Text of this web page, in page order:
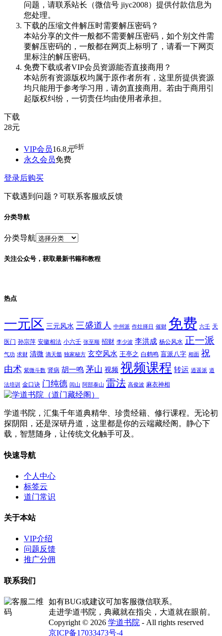
问题，请联系站长（微信号 jiyc2008）提供付款信息为
您处理。
下载的压缩文件解压时需要解压密码？
本站分享的文件一般都不需要解压密码，如个别文件需
要解压密码的，一般都在网页上标明了，请看一下网页
里标注的解压密码。
免费下载或者VIP会员资源能否直接商用？
本站所有资源版权均属于原作者所有，这里所提供资源
均只能用于参考学习用，请勿直接商用。若由于商用引
起版权纠纷，一切责任均由使用者承担。
下载
28元
VIP会员16.8元6折
永久会员免费
登录后购买
下载遇到问题？可联系客服或反馈
分类导航
分类导航
关注公众号，获取最新书籍和教程
热点
一元区 三元风水 三盛道人 中州派 作灶择日 催财 免费 六壬 天
医门 孙宗萍 安徽相法 小六壬 张至顺 招财 李少波 李洪成 杨公风水 正一派
气功 求财 清微 滴天髓 独家秘方 玄空风水 王亭之 白鹤鸣 盲派八字 相面 祝
由术 紫微斗数 肾病 胡一鸣 茅山 视频 视频课程 转运 逍遥派 道
法培训 金口诀 门纯德 闾山 阿部泰山 雷法 高俊波 麻衣神相
学道书院，汇集千年道典精华、珍贵经籍、修行课程。无论初
探阴阳，还是深研丹道，这里都是你的云端藏经阁。静心下
载，智慧随身，让传统文化触手可及。
快速导航
个人中心
标签云
道门常识
关于本站
VIP介绍
问题反馈
推广分佣
联系我们
如有BUG或建议可加客服微信联系。
走进学道书院，典藏就在指尖，大道就在眼前。
Copyright © 2026 学道书院 - All rights reserved
京ICP备17033473号-4